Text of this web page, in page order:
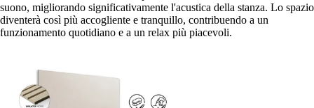
suono, migliorando significativamente l'acustica della stanza. Lo spazio
diventerà così più accogliente e tranquillo, contribuendo a un
funzionamento quotidiano e a un relax più piacevoli.